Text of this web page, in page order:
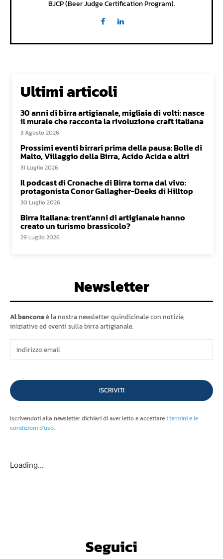
BJCP (Beer Judge Certification Program).
Ultimi articoli
30 anni di birra artigianale, migliaia di volti: nasce
il murale che racconta la rivoluzione craft italiana
3 Agosto 2026
Prossimi eventi birrari prima della pausa: Bolle di
Malto, Villaggio della Birra, Acido Acida e altri
31 Luglio 2026
Il podcast di Cronache di Birra torna dal vivo:
protagonista Conor Gallagher-Deeks di Hilltop
30 Luglio 2026
Birra italiana: trent’anni di artigianale hanno
creato un turismo brassicolo?
29 Luglio 2026
Newsletter
Al banconeè la nostra newsletter quindicinale con notizie,
iniziative ed eventi sulla birra artigianale.
ISCRIVITI
Iscrivendoti alla newsletter dichiari di aver letto e accettarei termini e le
condizioni d'uso.
Loading...
Seguici